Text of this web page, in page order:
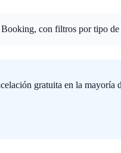
Booking, con filtros por tipo
gratuita en la mayoría